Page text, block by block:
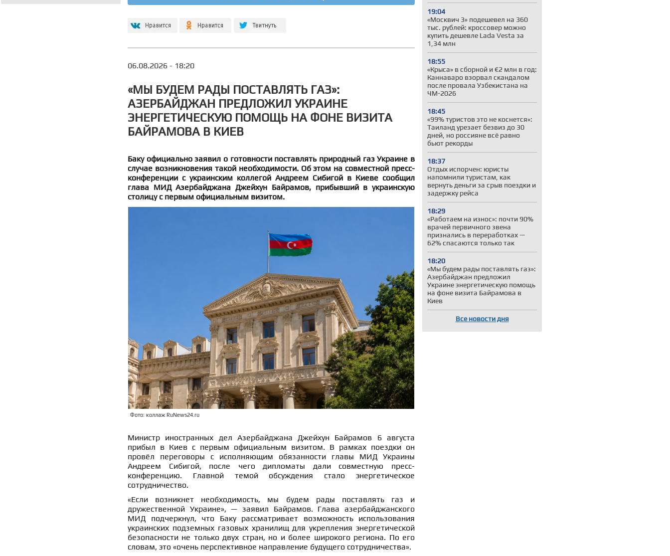
19:04
«Москвич 3» подешевел на 360
тыс. рублей: кроссовер можно
купить дешевле Lada Vesta за
1,34 млн
18:55
«Крыса» в сборной и €2 млн в год:
Каннаваро взорвал скандалом
после провала Узбекистана на
ЧМ-2026
18:45
«99% туристов это не коснется»:
Таиланд урезает безвиз до 30
дней, но россияне всё равно
бьют рекорды
18:37
Отдых испорчен: юристы
напомнили туристам, как
вернуть деньги за срыв поездки и
задержку рейса
18:29
«Работаем на износ»: почти 90%
врачей первичного звена
признались в переработках —
62% спасаются только так
18:20
«Мы будем рады поставлять газ»:
Азербайджан предложил
Украине энергетическую помощь
на фоне визита Байрамова в
Киев
Все новости дня
06.08.2026 - 18:20
«МЫ БУДЕМ РАДЫ ПОСТАВЛЯТЬ ГАЗ»:
АЗЕРБАЙДЖАН ПРЕДЛОЖИЛ УКРАИНЕ
ЭНЕРГЕТИЧЕСКУЮ ПОМОЩЬ НА ФОНЕ ВИЗИТА
БАЙРАМОВА В КИЕВ
Баку официально заявил о готовности поставлять природный газ Украине в
случае возникновения такой необходимости. Об этом на совместной пресс-
конференции с украинским коллегой Андреем Сибигой в Киеве сообщил
глава МИД Азербайджана Джейхун Байрамов, прибывший в украинскую
столицу с первым официальным визитом.
Фото: коллаж RuNews24.ru
Министр иностранных дел Азербайджана Джейхун Байрамов 6 августа
прибыл в Киев с первым официальным визитом. В рамках поездки он
провёл переговоры с исполняющим обязанности главы МИД Украины
Андреем Сибигой, после чего дипломаты дали совместную пресс-
конференцию. Главной темой обсуждения стало энергетическое
сотрудничество.
«Если возникнет необходимость, мы будем рады поставлять газ и
дружественной Украине», — заявил Байрамов. Глава азербайджанского
МИД подчеркнул, что Баку рассматривает возможность использования
украинских подземных газовых хранилищ для укрепления энергетической
безопасности не только двух стран, но и более широкого региона. По его
словам, это «очень перспективное направление будущего сотрудничества».